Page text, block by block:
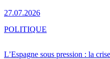
27.07.2026
L’Espagne sous pression : la
POLITIQUE